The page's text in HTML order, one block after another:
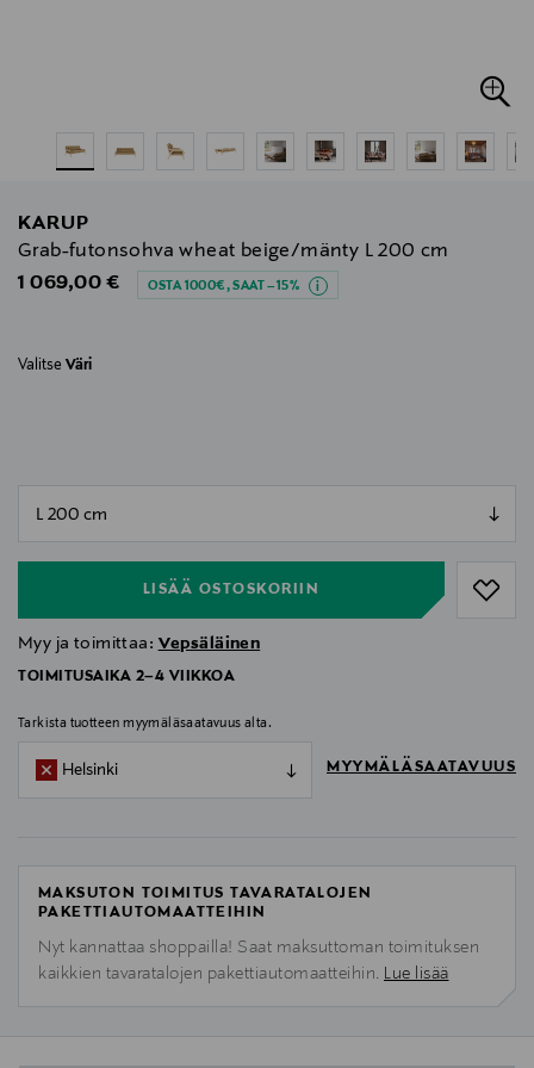
KARUP
Grab-futonsohva wheat beige/mänty L 200 cm
Original Price
1 069,00 € OSTA 1000€, SAAT –15%
Valitse Väri
LISÄÄ OSTOSKORIIN
Myy ja toimittaa: Vepsäläinen
TOIMITUSAIKA 2–4 VIIKKOA
Tarkista tuotteen myymäläsaatavuus alta.
Helsinki MYYMÄLÄSAATAVUUS
MAKSUTON TOIMITUS TAVARATALOJEN
PAKETTIAUTOMAATTEIHIN
Nyt kannattaa shoppailla! Saat maksuttoman toimituksen
kaikkien tavaratalojen pakettiautomaatteihin. Lue lisää